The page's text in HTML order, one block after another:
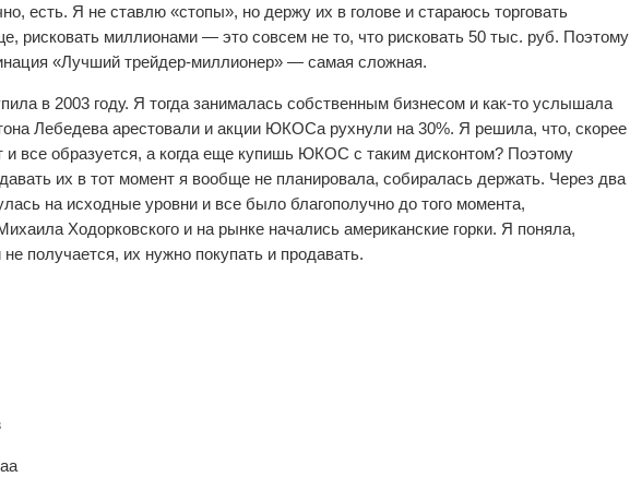
есть. Я не ставлю «стопы», но держу их в голове и стараюсь торговать
рисковать миллионами — это совсем не то, что рисковать 50 тыс. руб. Поэтому
«Лучший трейдер-миллионер» — самая сложная.
в 2003 году. Я тогда занималась собственным бизнесом и как-то услышала
Лебедева арестовали и акции ЮКОСа рухнули на 30%. Я решила, что, скорее
и все образуется, а когда еще купишь ЮКОС с таким дисконтом? Поэтому
их в тот момент я вообще не планировала, собиралась держать. Через два
на исходные уровни и все было благополучно до того момента,
Ходорковского и на рынке начались американские горки. Я поняла,
получается, их нужно покупать и продавать.